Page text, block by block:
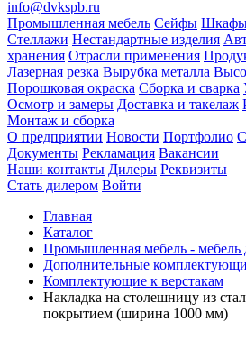
info@dvkspb.ru
Промышленная мебель Сейфы Шкафы
Стеллажи Нестандартные изделия
хранения Отрасли применения
Лазерная резка Вырубка металла
Порошковая окраска Сборка и сварка
Осмотр и замеры Доставка и такелаж
Монтаж и сборка
О предприятии Новости Портфолио
Документы Рекламация Вакансии
Наши контакты Дилеры Реквизиты
Стать дилером Войти
Главная
Каталог
Промышленная мебель - мебель
Дополнительные
Комплектующие к верстакам
Накладка на столешницу из
покрытием (ширина 1000 мм)